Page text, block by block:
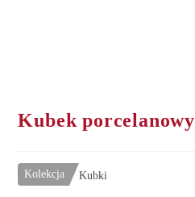
Kubek porcelanowy
Kolekcja Kubki